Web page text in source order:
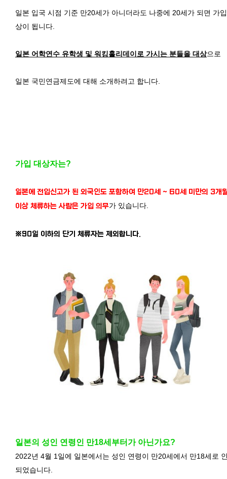
일본 입국 시점 기준 만20세가 아니더라도 나중에 20세가 되면 가
상이 됩니다.
일본 어학연수 유학생 및 워킹홀리데이로 가시는 분들을 대상으로
일본 국민연금제도에 대해 소개하려고 합니다.
가입 대상자는?
일본에 전입신고가 된 외국인도 포함하여 만20세 ~ 60세 미만의 3개
이상 체류하는 사람은 가입 의무가 있습니다.
※90일 이하의 단기 체류자는 제외합니다.
일본의 성인 연령인 만18세부터가 아닌가요?
2022년 4월 1일에 일본에서는 성인 연령이 만20세에서 만18세로
되었습니다.